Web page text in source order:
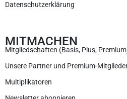
Datenschutzerklärung
MITMACHEN
Mitgliedschaften (Basis, Plus,
Unsere Partner und Premium-
Multiplikatoren